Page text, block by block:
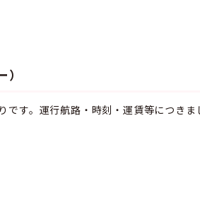
す。運行航路・時刻・運賃等につき